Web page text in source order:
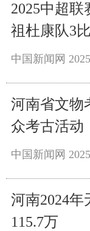
2025中超
祖杜康队3
中国新闻网
河南省文物
众考古活动
中国新闻网
河南2024年
115.7万